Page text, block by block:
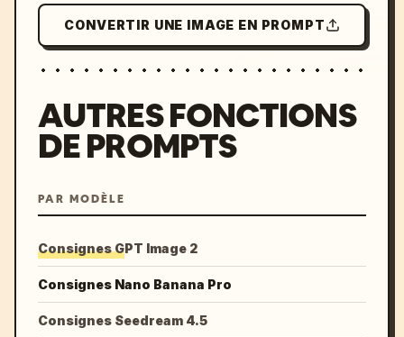
CONVERTIR UNE IMAGE EN PROMPT
AUTRES FONCTIONS
DE PROMPTS
PAR MODÈLE
Consignes GPT Image 2
Consignes Nano Banana Pro
Consignes Seedream 4.5